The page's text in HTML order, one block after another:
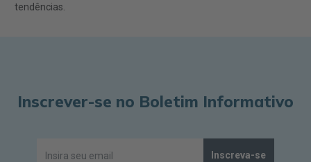
tendências.
Inscrever-se no Boletim Informativo
Inscreva-se